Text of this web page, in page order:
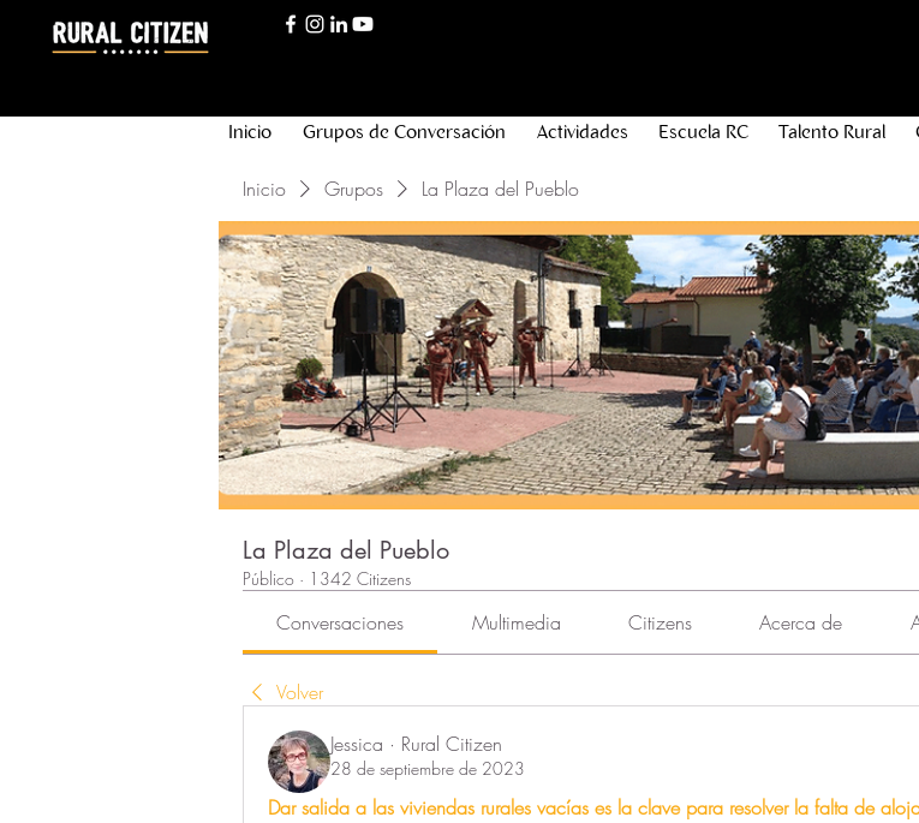
Inicio Grupos de Conversación Actividades Escuela RC Talento Rural
Inicio Grupos La Plaza del Pueblo
La Plaza del Pueblo
Público · 1342 Citizens
Conversaciones Multimedia Citizens Acerca de
Volver
Jessica · Rural Citizen
28 de septiembre de 2023
Dar salida a las viviendas rurales vacías es la clave para resolver la falta de